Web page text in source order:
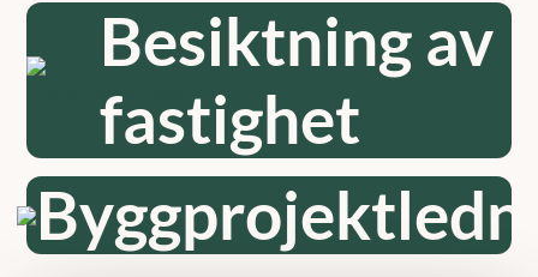
Besiktning av
fastighet